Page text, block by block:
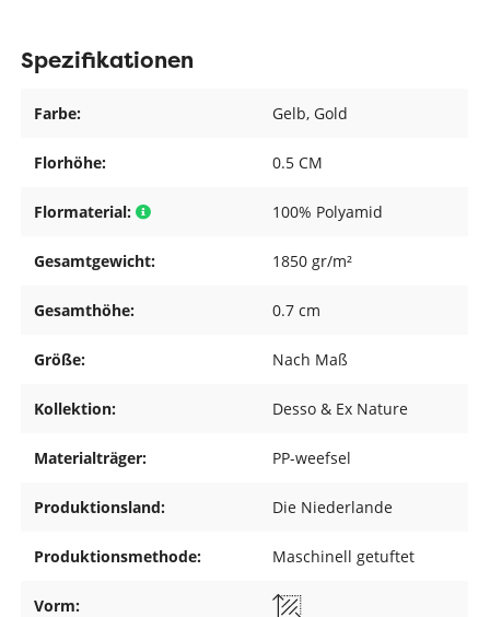
Spezifikationen
Farbe: Gelb, Gold
Florhöhe: 0.5 CM
Flormaterial: 100% Polyamid
Gesamtgewicht: 1850 gr/m²
Gesamthöhe: 0.7 cm
Größe: Nach Maß
Kollektion: Desso & Ex Nature
Materialträger: PP-weefsel
Produktionsland: Die Niederlande
Produktionsmethode: Maschinell getuftet
Vorm: